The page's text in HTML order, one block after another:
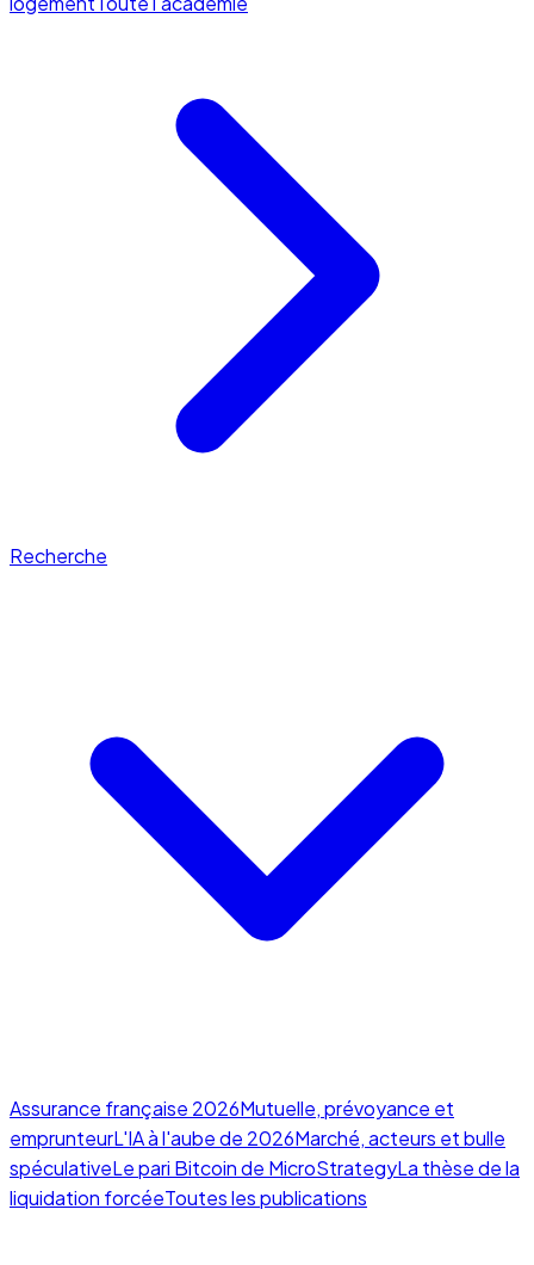
Recherche
Assurance française 2026Mutuelle, prévoyance et
emprunteurL'IA à l'aube de 2026Marché, acteurs et bulle
spéculativeLe pari Bitcoin de MicroStrategyLa thèse de la
liquidation forcéeToutes les publications